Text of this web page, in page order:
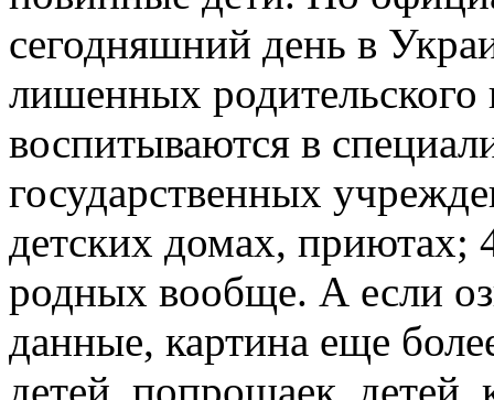
сегодняшний день в
лишенных родительского
воспитываются в
государственных
детских домах, приютах;
родных вообще. А если
данные, картина еще